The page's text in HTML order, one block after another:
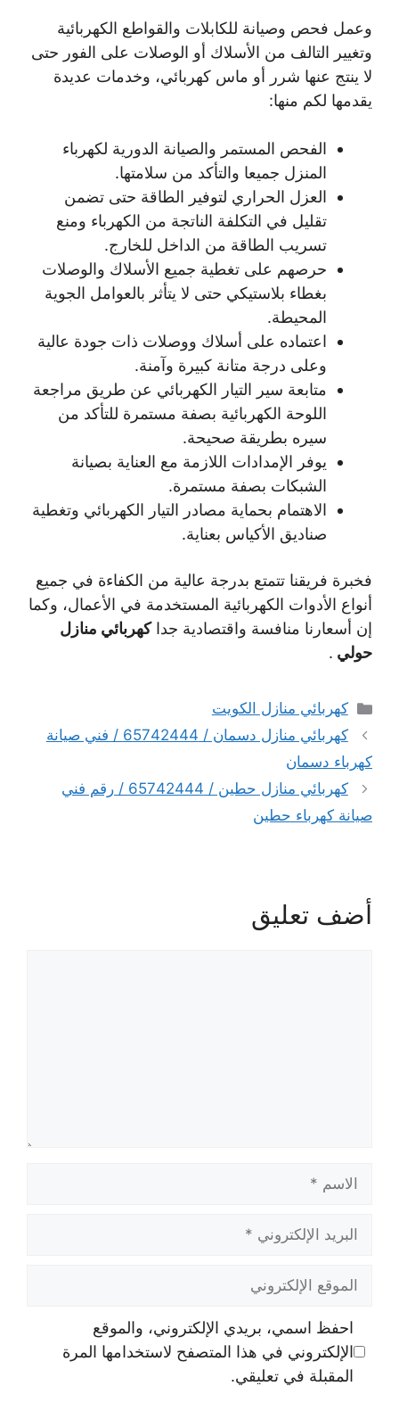
وعمل فحص وصيانة للكابلات والقواطع الكهربائية
وتغيير التالف من الأسلاك أو الوصلات على الفور حتى
لا ينتج عنها شرر أو ماس كهربائي، وخدمات عديدة
يقدمها لكم منها:
الفحص المستمر والصيانة الدورية لكهرباء
المنزل جميعا والتأكد من سلامتها.
العزل الحراري لتوفير الطاقة حتى تضمن
تقليل في التكلفة الناتجة من الكهرباء ومنع
تسريب الطاقة من الداخل للخارج.
حرصهم على تغطية جميع الأسلاك والوصلات
بغطاء بلاستيكي حتى لا يتأثر بالعوامل الجوية
المحيطة.
اعتماده على أسلاك ووصلات ذات جودة عالية
وعلى درجة متانة كبيرة وآمنة.
متابعة سير التيار الكهربائي عن طريق مراجعة
اللوحة الكهربائية بصفة مستمرة للتأكد من
سيره بطريقة صحيحة.
يوفر الإمدادات اللازمة مع العناية بصيانة
الشبكات بصفة مستمرة.
الاهتمام بحماية مصادر التيار الكهربائي وتغطية
صناديق الأكياس بعناية.
فخبرة فريقنا تتمتع بدرجة عالية من الكفاءة في جميع
أنواع الأدوات الكهربائية المستخدمة في الأعمال، وكما
إن أسعارنا منافسة واقتصادية جداكهربائي منازل
حولي .
التصنيفات
كهربائي منازل الكويت
كهربائي منازل دسمان / 65742444 / فني صيانة
كهرباء دسمان
كهربائي منازل حطين / 65742444 / رقم فني
صيانة كهرباء حطين
أضف تعليق
الاسم
البريد
الإلكتروني
الموقع
الإلكتروني
احفظ اسمي، بريدي الإلكتروني، والموقع
الإلكتروني في هذا المتصفح لاستخدامها المرة
المقبلة في تعليقي.